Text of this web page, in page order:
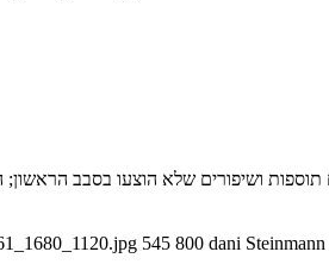
545 800 dani Steinmann